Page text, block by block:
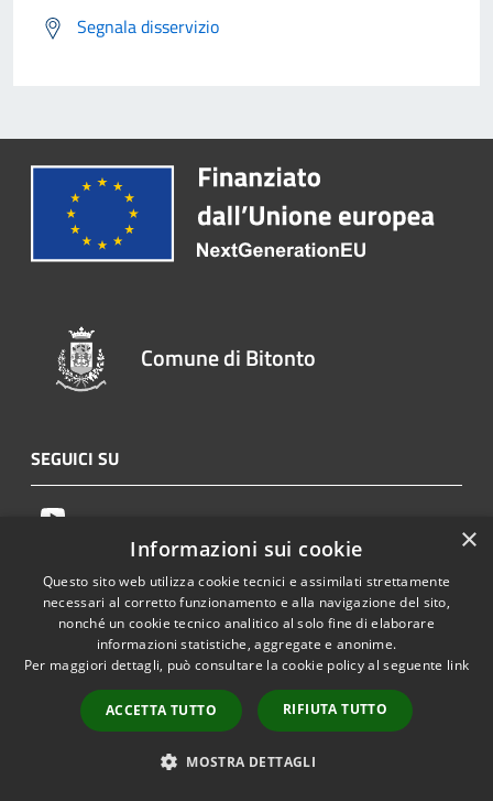
Segnala disservizio
Comune di Bitonto
SEGUICI SU
AMMINISTRAZIONE
Organi di Governo
Aree Amministrative
Enti e fondazioni
Personale Amministrativo
×
Informazioni sui cookie
Questo sito web utilizza cookie tecnici e assimilati strettamente
necessari al corretto funzionamento e alla navigazione del sito,
nonché un cookie tecnico analitico al solo fine di elaborare
informazioni statistiche, aggregate e anonime.
Per maggiori dettagli, può consultare la cookie policy al seguente link
ACCETTA TUTTO RIFIUTA TUTTO
MOSTRA DETTAGLI